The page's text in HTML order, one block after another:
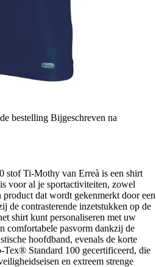
bestelling Bijgeschreven na
stof Ti-Mothy van Erreà is een shirt
voor al je sportactiviteiten, zowel
dat wordt gekenmerkt door een
de contrasterende inzetstukken op de
shirt kunt personaliseren met uw
comfortabele pasvorm dankzij de
hoofdband, evenals de korte
Standard 100 gecertificeerd, die
en extreem strenge